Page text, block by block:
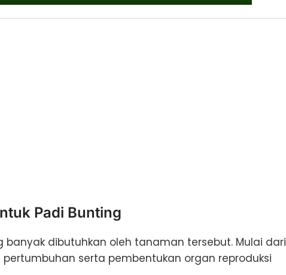
Padi Bunting
dibutuhkan oleh tanaman tersebut. Mulai dari
serta pembentukan organ reproduksi